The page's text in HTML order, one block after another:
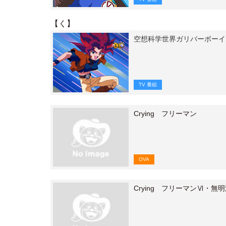
【く】
空想科学世界ガリバーボーイ
TV 番組
Crying フリーマン
OVA
Crying フリーマンⅥ・無明